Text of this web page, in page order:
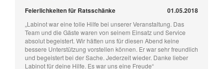
Feierlichkeiten für Ratsschänke 01.05.2018
„Labinot war eine tolle Hilfe bei unserer Veranstaltung. Das
Team und die Gäste waren von seinem Einsatz und Service
absolut begeistert. Wir hätten uns für diesen Abend keine
bessere Unterstützung vorstellen können. Er war sehr freundlich
und begeistert bei der Sache. Jederzeit wieder. Danke lieber
Labinot für deine Hilfe. Es war uns eine Freude“